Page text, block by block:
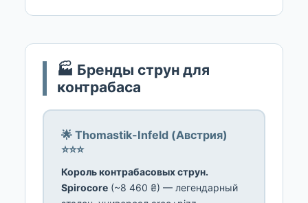
🏭 Бренды струн для
контрабаса
🌟 Thomastik-Infeld (Австрия)
⭐⭐⭐
Король контрабасовых струн.
Spirocore (~8 460 ₴) — легендарный